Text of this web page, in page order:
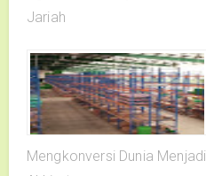
Jariah
Mengkonversi Dunia Menjadi